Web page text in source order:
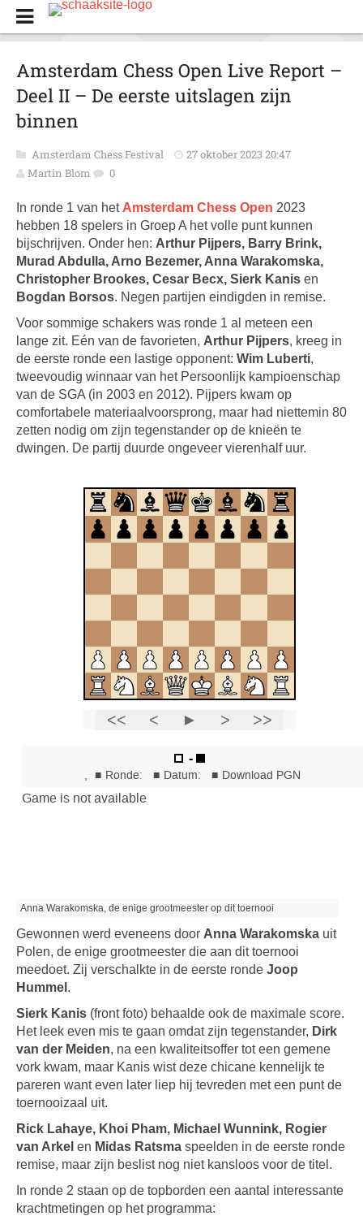
Amsterdam Chess Open Live Report –
Deel II – De eerste uitslagen zijn
binnen
Amsterdam Chess Festival
27 oktober 2023 20:47
Martin Blom
0
In ronde 1 van het Amsterdam Chess Open 2023
hebben 18 spelers in Groep A het volle punt kunnen
bijschrijven. Onder hen: Arthur Pijpers, Barry Brink,
Murad Abdulla, Arno Bezemer, Anna Warakomska,
Christopher Brookes, Cesar Becx, Sierk Kanis en
Bogdan Borsos. Negen partijen eindigden in remise.
Voor sommige schakers was ronde 1 al meteen een
lange zit. Eén van de favorieten, Arthur Pijpers, kreeg in
de eerste ronde een lastige opponent: Wim Luberti,
tweevoudig winnaar van het Persoonlijk kampioenschap
van de SGA (in 2003 en 2012). Pijpers kwam op
comfortabele materiaalvoorsprong, maar had niettemin 80
zetten nodig om zijn tegenstander op de knieën te
dwingen. De partij duurde ongeveer vierenhalf uur.
Anna Warakomska, de enige grootmeester op dit toernooi
Gewonnen werd eveneens door Anna Warakomska uit
Polen, de enige grootmeester die aan dit toernooi
meedoet. Zij verschalkte in de eerste ronde Joop
Hummel .
Sierk Kanis (front foto) behaalde ook de maximale score.
Het leek even mis te gaan omdat zijn tegenstander, Dirk
van der Meiden, na een kwaliteitsoffer tot een gemene
vork kwam, maar Kanis wist deze chicane kennelijk te
pareren want even later liep hij tevreden met een punt de
toernooizaal uit.
Rick Lahaye, Khoi Pham, Michael Wunnink, Rogier
van Arkel en Midas Ratsma speelden in de eerste ronde
remise, maar zijn beslist nog niet kansloos voor de titel.
In ronde 2 staan op de topborden een aantal interessante
krachtmetingen op het programma: